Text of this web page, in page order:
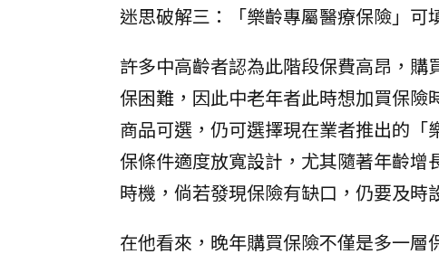
迷思破解三：「樂齡專屬醫療保險」可
許多中高齡者認為此階段保費高昂，
保困難，因此中老年者此時想加買保
商品可選，仍可選擇現在業者推出的
保條件適度放寬設計，尤其隨著年齡
時機，倘若發現保險有缺口，仍要及時
在他看來，晚年購買保險不僅是多一